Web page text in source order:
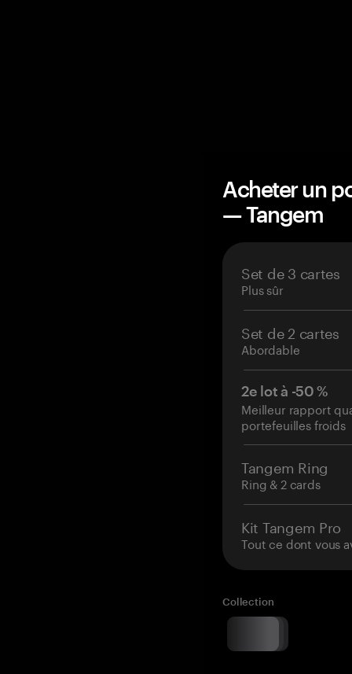
Acheter un
— Tangem
Set de 3 cartes
Plus sûr
Set de 2 cartes
Abordable
2e lot à -50 %
Meilleur rapport
portefeuilles froids
Tangem Ring
Ring & 2 cards
Kit Tangem Pro
Tout ce dont vous
Collection